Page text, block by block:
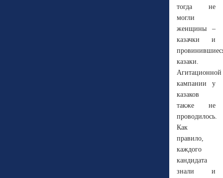
тогда не
могли
женщины –
казачки и
казаки.
Агитационной
кампании у
казаков
также не
проводилось.
Как
правило,
каждого
кандидата
знали и